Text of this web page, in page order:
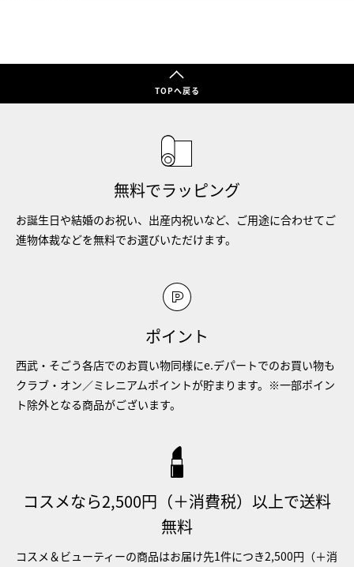
TOPへ戻る
無料でラッピング
お誕生日や結婚のお祝い、出産内祝いなど、ご用途に合わせてご
進物体裁などを無料でお選びいただけます。
ポイント
西武・そごう各店でのお買い物同様にe.デパートでのお買い物も
クラブ・オン／ミレニアムポイントが貯まります。※一部ポイン
ト除外となる商品がございます。
コスメなら2,500円（＋消費税）以上で送料
無料
コスメ＆ビューティーの商品はお届け先1件につき2,500円（＋消